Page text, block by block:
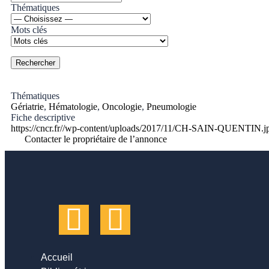
Thématiques
Mots clés
Thématiques
Gériatrie, Hématologie, Oncologie, Pneumologie
Fiche descriptive
https://cncr.fr//wp-content/uploads/2017/11/CH-SAIN-
Contacter le propriétaire de l’annonce
Accueil